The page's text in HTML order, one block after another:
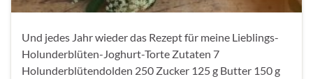
Und jedes Jahr wieder das Rezept für meine Lieblings-
Holunderblüten-Joghurt-Torte Zutaten 7
Holunderblütendolden 250 Zucker 125 g Butter 150 g